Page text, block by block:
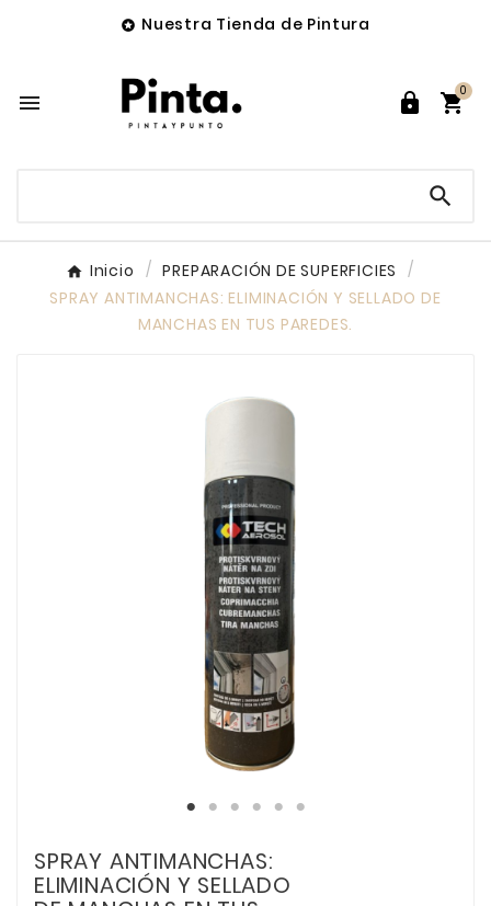
 Nuestra Tienda de Pintura
  
0

Inicio
PREPARACIÓN DE SUPERFICIES
SPRAY ANTIMANCHAS: ELIMINACIÓN Y SELLADO DE
MANCHAS EN TUS PAREDES.
SPRAY ANTIMANCHAS:
ELIMINACIÓN Y SELLADO